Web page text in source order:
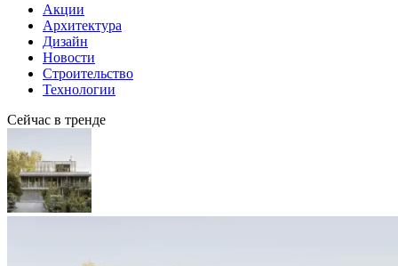
Акции
Архитектура
Дизайн
Новости
Строительство
Технологии
Сейчас в тренде